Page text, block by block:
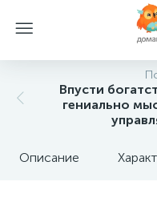
Впусти
гениально
Описание